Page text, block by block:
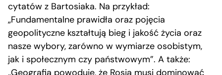
cytatów z Bartosiaka. Na przykład:
„Fundamentalne prawidła oraz pojęcia
geopolityczne kształtują bieg i jakość życia oraz
nasze wybory, zarówno w wymiarze osobistym,
jak i społecznym czy państwowym”. A także: